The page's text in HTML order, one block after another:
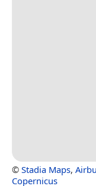
© Stadia Maps,
Copernicus